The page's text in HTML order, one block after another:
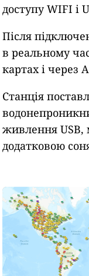
доступу WIFI і
Після
в реальному
картах і через
Станція
живлення
додатковою